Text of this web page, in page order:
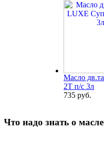
Масло
2Т п/с 3л
735 руб.
Что надо знать о